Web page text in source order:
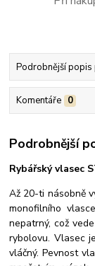
Podrobnější popis
Komentáře 0
Podrobnější
Rybářský vlasec
Až 20-ti násobně
monofilního
nepatrný, což
rybolovu. Vlasec
vláčný. Pevnost